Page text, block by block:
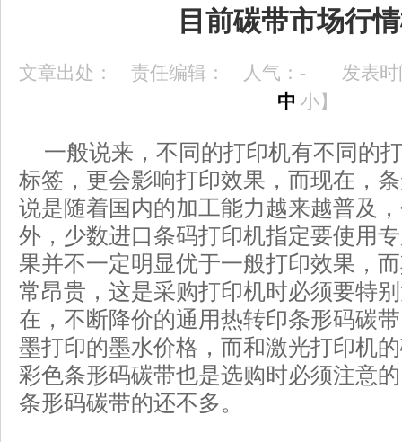
目前碳带市场行
文章出处： 责任编辑： 人气： -
发表时
中 小】
一般说来，不同的打印机有不同的
标签，更会影响打印效果，而现在，
说是随着国内的加工能力越来越普及
外，少数进口条码打印机指定要使用
果并不一定明显优于一般打印效果，
常昂贵，这是采购打印机时必须要特
在，不断降价的通用热转印条形码碳
墨打印的墨水价格，而和激光打印机
彩色条形码碳带也是选购时必须注意
条形码碳带的还不多。